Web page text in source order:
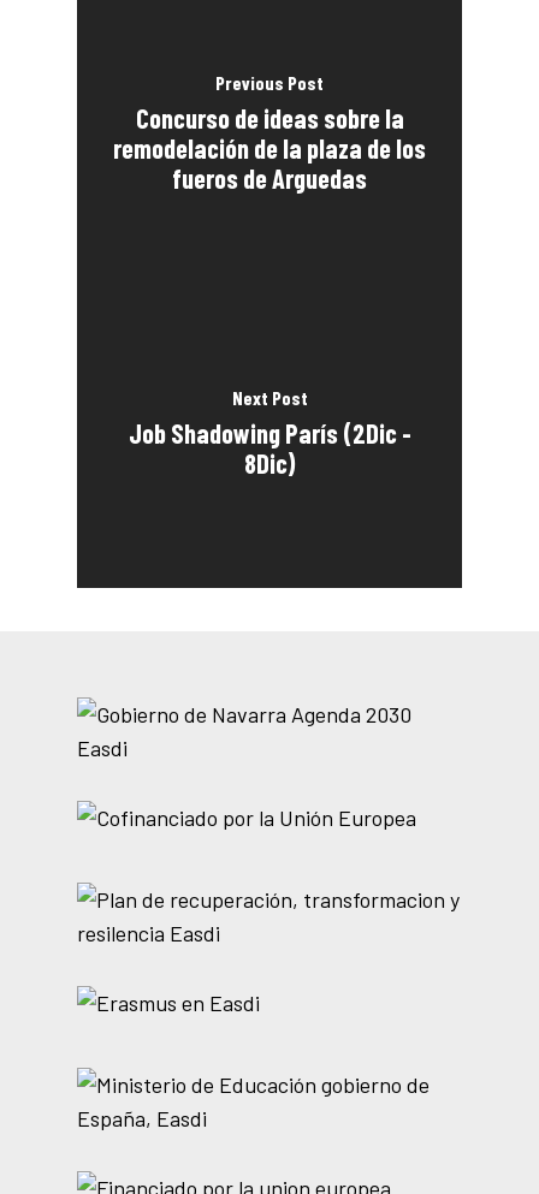
Previous Post
Concurso de ideas sobre la
remodelación de la plaza de los
fueros de Arguedas
Next Post
Job Shadowing París (2Dic -
8Dic)